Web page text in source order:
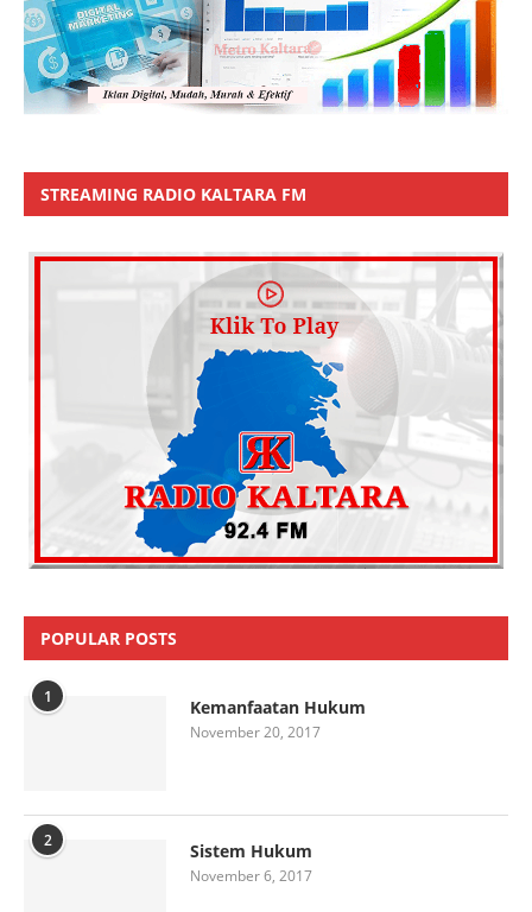
STREAMING RADIO KALTARA FM
POPULAR POSTS
1 Kemanfaatan Hukum
November 20, 2017
2 Sistem Hukum
November 6, 2017